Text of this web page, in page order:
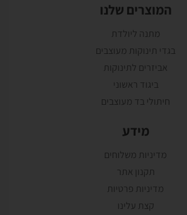
המוצרים שלנו
מתנה ליולדת
בגדי תינוקות מעוצבים
אביזרים לתינוקות
ביגוד ראשוני
חיתולי בד מעוצבים
מידע
מדיניות משלוחים
תקנון אתר
מדיניות פרטיות
קצת עלינו